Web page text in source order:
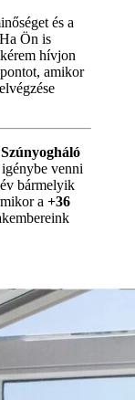
és a
Ön is
hívjon
amikor
Szúnyogháló
venni
bármelyik
a +36